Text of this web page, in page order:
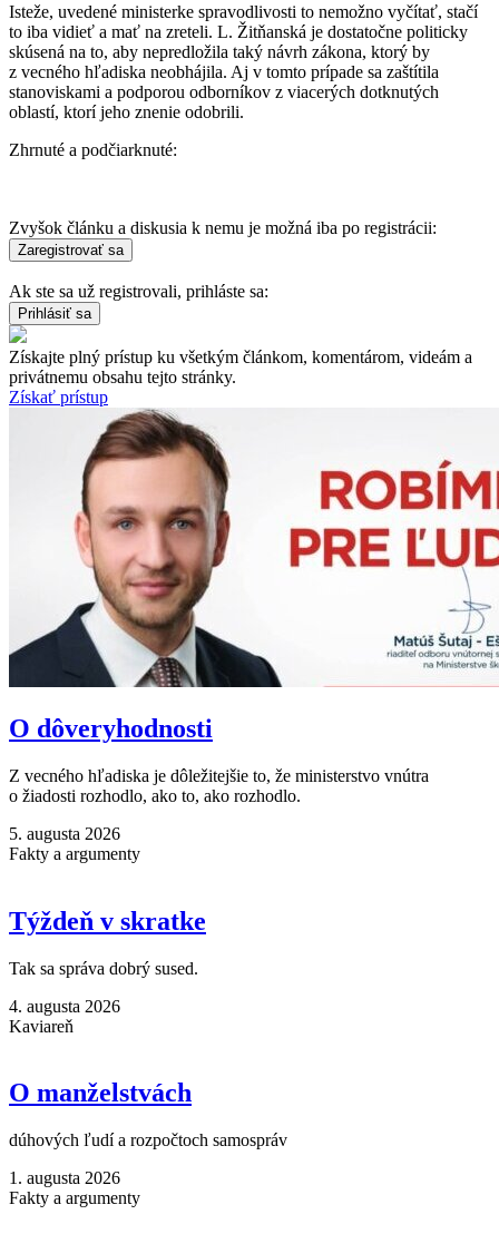
Isteže, uvedené ministerke spravodlivosti to nemožno vyčítať, stačí
to iba vidieť a mať na zreteli. L. Žitňanská je dostatočne politicky
skúsená na to, aby nepredložila taký návrh zákona, ktorý by
z vecného hľadiska neobhájila. Aj v tomto prípade sa zaštítila
stanoviskami a podporou odborníkov z viacerých dotknutých
oblastí, ktorí jeho znenie odobrili.
Zhrnuté a podčiarknuté:
Zvyšok článku a diskusia k nemu je možná iba po registrácii:
Ak ste sa už registrovali, prihláste sa:
Získajte plný prístup ku všetkým článkom, komentárom, videám a
privátnemu obsahu tejto stránky.
Získať prístup
O dôveryhodnosti
Z vecného hľadiska je dôležitejšie to, že ministerstvo vnútra
o žiadosti rozhodlo, ako to, ako rozhodlo.
5. augusta 2026
Fakty a argumenty
Týždeň v skratke
Tak sa správa dobrý sused.
4. augusta 2026
Kaviareň
O manželstvách
dúhových ľudí a rozpočtoch samospráv
1. augusta 2026
Fakty a argumenty